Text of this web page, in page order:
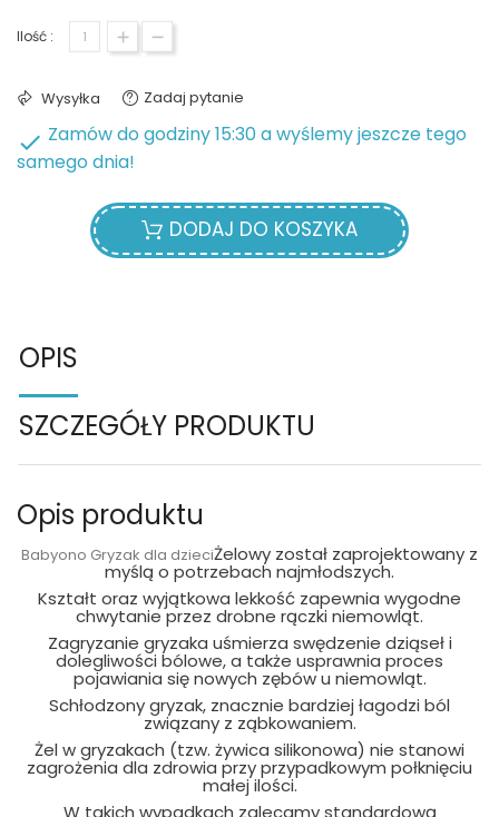
Ilość :
Wysyłka Zadaj pytanie
 Zamów do godziny 15:30 a wyślemy jeszcze tego
samego dnia!
DODAJ DO KOSZYKA
OPIS
SZCZEGÓŁY PRODUKTU
Opis produktu
Babyono Gryzak dla dzieciŻelowy został zaprojektowany z
myślą o potrzebach najmłodszych.
Kształt oraz wyjątkowa lekkość zapewnia wygodne
chwytanie przez drobne rączki niemowląt.
Zagryzanie gryzaka uśmierza swędzenie dziąseł i
dolegliwości bólowe, a także usprawnia proces
pojawiania się nowych zębów u niemowląt.
Schłodzony gryzak, znacznie bardziej łagodzi ból
związany z ząbkowaniem.
Żel w gryzakach (tzw. żywica silikonowa) nie stanowi
zagrożenia dla zdrowia przy przypadkowym połknięciu
małej ilości.
W takich wypadkach zalecamy standardową